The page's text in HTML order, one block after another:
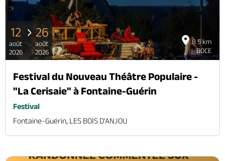
8.5 km
BOCE
12
août
2026
26
août
2026
Festival du Nouveau Théâtre Populaire -
"La Cerisaie" à Fontaine-Guérin
Festival
Fontaine-Guérin, LES BOIS D'ANJOU